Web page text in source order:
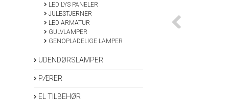
LED LYS PANELER
JULESTJERNER
LED ARMATUR
GULVLAMPER
GENOPLADELIGE LAMPER
UDENDØRSLAMPER
PÆRER
EL TILBEHØR